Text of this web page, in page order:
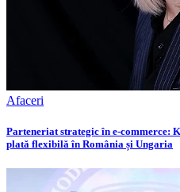
Afaceri
Parteneriat strategic în e-commerce:
plată flexibilă în România și Ungaria